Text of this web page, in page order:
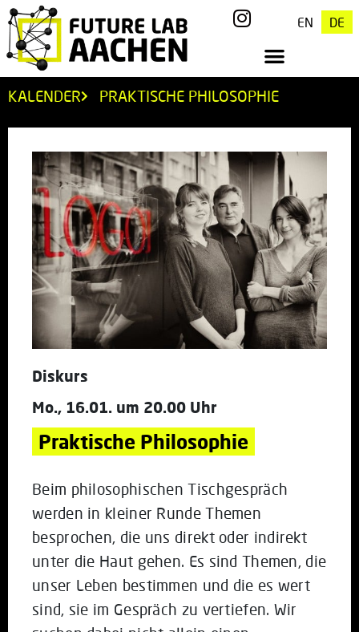
EN DE
KALENDER PRAKTISCHE PHILOSOPHIE
Diskurs
Mo., 16.01. um 20.00 Uhr
Praktische Philosophie
Beim philosophischen Tischgespräch
werden in kleiner Runde Themen
besprochen, die uns direkt oder indirekt
unter die Haut gehen. Es sind Themen, die
unser Leben bestimmen und die es wert
sind, sie im Gespräch zu vertiefen. Wir